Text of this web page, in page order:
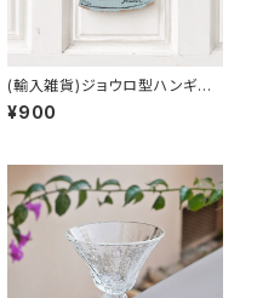
(輸入雑貨)ジョウロ型ハンギン
グプレート(ブルー)
¥900